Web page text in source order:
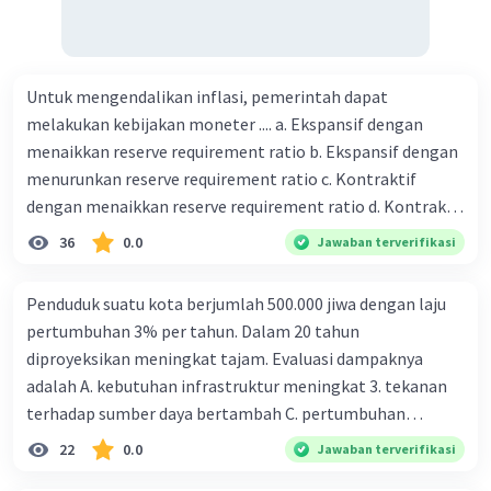
Untuk mengendalikan inflasi, pemerintah dapat
melakukan kebijakan moneter .... a. Ekspansif dengan
menaikkan reserve requirement ratio b. Ekspansif dengan
menurunkan reserve requirement ratio c. Kontraktif
dengan menaikkan reserve requirement ratio d. Kontraktif
dengan menurunkan reserve requirement ratio e.
Ekspansif dengan menaikkan tingkat diskonto Bila Bank
ceteris paribus maka .... a. Menimbulkan inflasi di mana
bentuk kurva jumlah uang beredar (penawaran uang) naik
dari kiri bawah ke kanan atas b. Menimbulkan deflasi di
mana bentuk kurva jumlah uang beredar (penawaran
uang) naik dari kiri bawah ke kanan atas c. Tingkat bunga
meningkat di mana bentuk kurva jumlah uang beredar
36 0.0 Jawaban terverifikasi
Penduduk suatu kota berjumlah 500.000 jiwa dengan laju
pertumbuhan 3% per tahun. Dalam 20 tahun
diproyeksikan meningkat tajam. Evaluasi dampaknya
adalah A. kebutuhan infrastruktur meningkat 3. tekanan
terhadap sumber daya bertambah C. pertumbuhan
eksponensial berdampak jangka panjang D. tidak
memengaruhi tata ruang E. proyeksi penduduk penting
22 0.0 Jawaban terverifikasi